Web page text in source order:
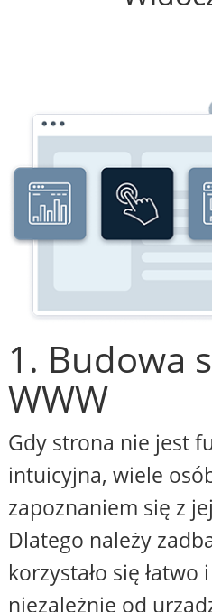
1. Budowa
WWW
Gdy strona nie jest
intuicyjna, wiele
zapoznaniem się z
Dlatego należy
korzystało się łatwo
niezależnie od